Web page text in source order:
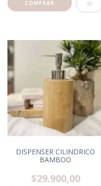
DISPENSER CILINDRICO
BAMBOO
$29.900,00